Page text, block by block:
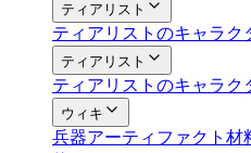
ティアリスト
ティアリストのキャラク
ティアリスト
ティアリストのキャラク
ウィキ
兵器アーティファクト 材